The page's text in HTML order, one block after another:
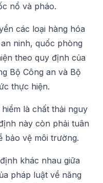
nổ và pháo.
các loại hàng hóa
ninh, quốc phòng
theo quy định của
Bộ Công an và Bộ
thực hiện.
là chất thải nguy
này còn phải tuân
bảo vệ môi trường.
khác nhau giữa
pháp luật về năng